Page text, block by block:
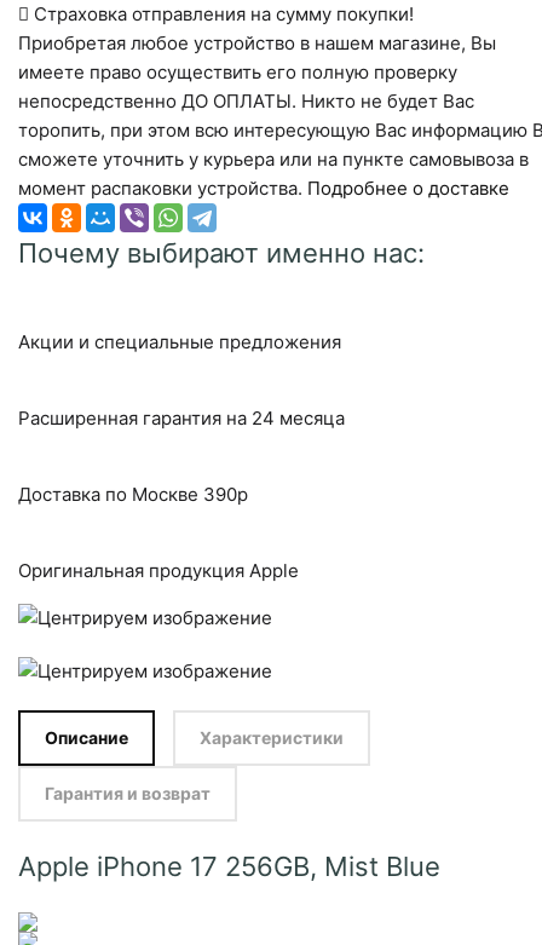
Страховка отправления на сумму покупки!
Приобретая любое устройство в нашем магазине, Вы
имеете право осуществить его полную проверку
непосредственно ДО ОПЛАТЫ. Никто не будет Вас
торопить, при этом всю интересующую Вас информацию
сможете уточнить у курьера или на пункте самовывоза в
момент распаковки устройства. Подробнее о доставке
Почему выбирают именно нас:
Акции и специальные предложения
Расширенная гарантия на 24 месяца
Доставка по Москве 390р
Оригинальная продукция Apple
Описание Характеристики
Гарантия и возврат
Apple iPhone 17 256GB, Mist Blue